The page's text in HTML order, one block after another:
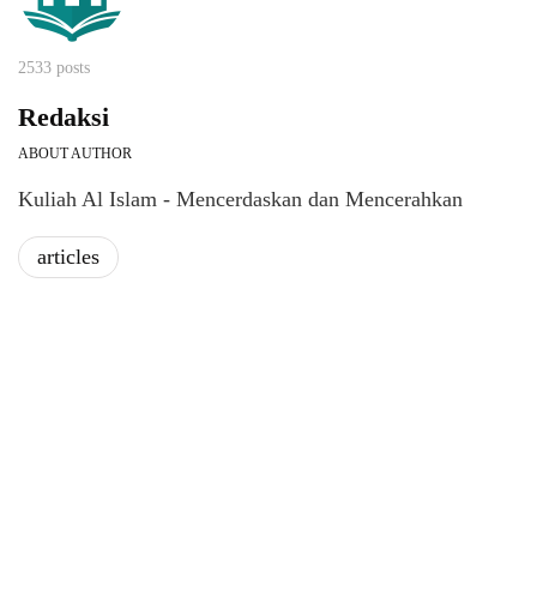
2533 posts
Redaksi
ABOUT AUTHOR
Kuliah Al Islam - Mencerdaskan dan Mencerahkan
articles